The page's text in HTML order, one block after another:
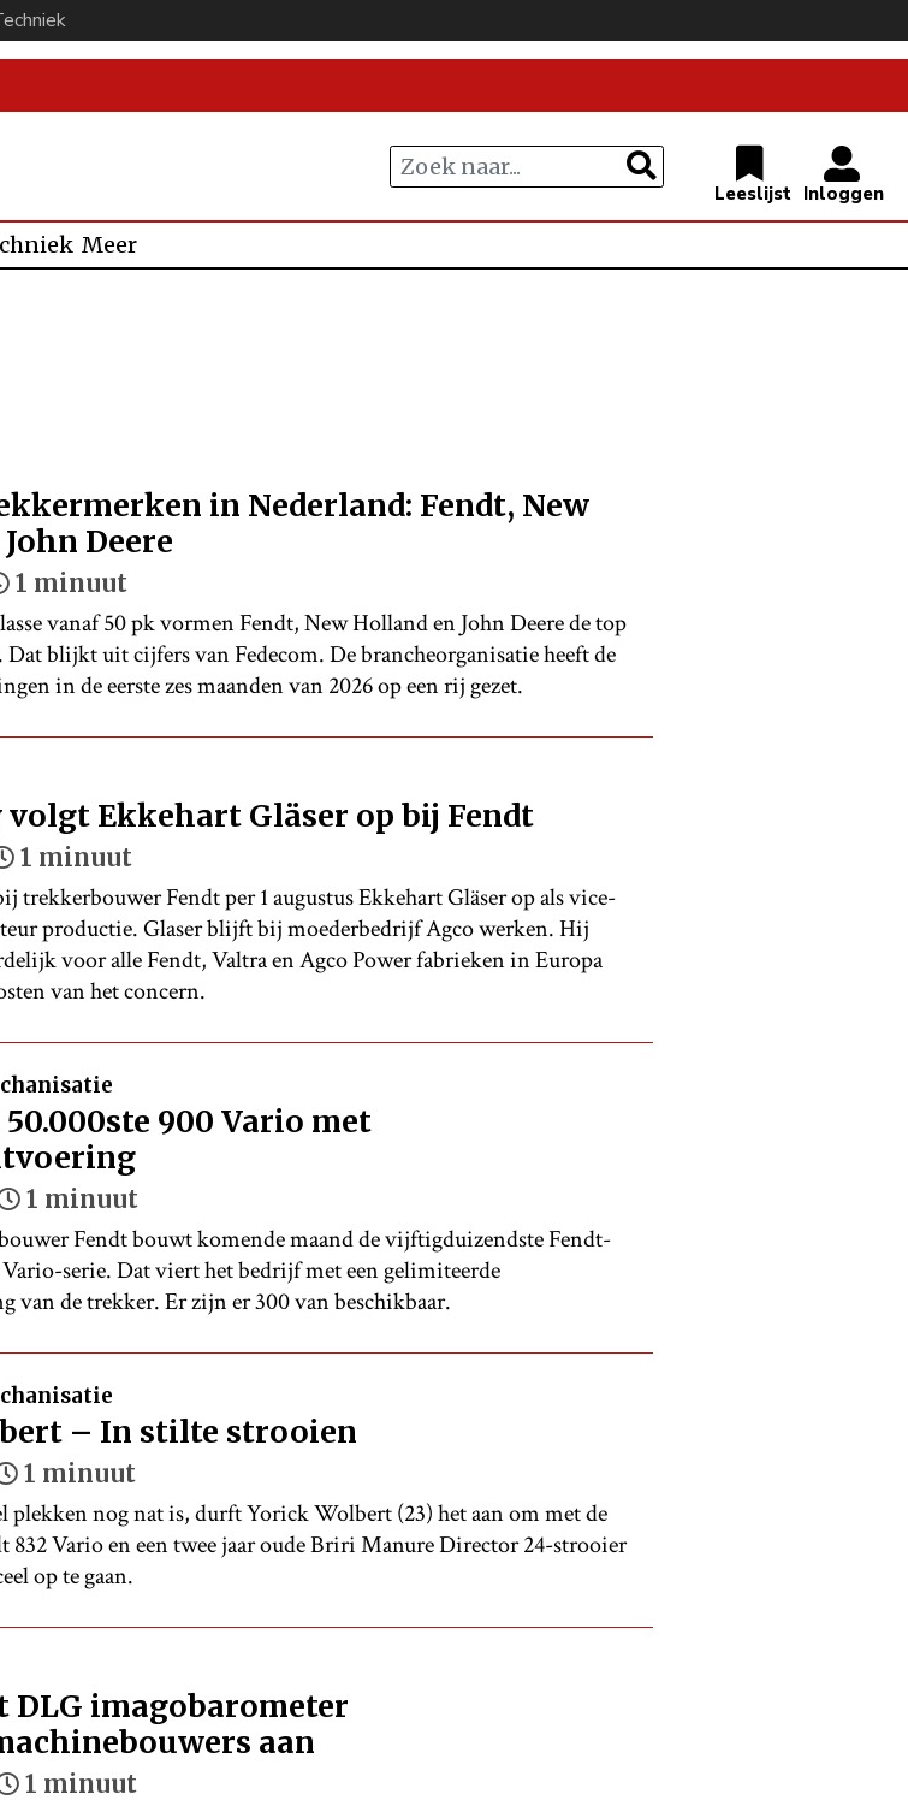
Meer
in Nederland: Fendt, New
Deere
1 minuut
vanaf 50 pk vormen Fendt, New Holland en John Deere de top
blijkt uit cijfers van Fedecom. De brancheorganisatie heeft de
in de eerste zes maanden van 2026 op een rij gezet.
volgt Ekkehart Gläser op bij Fendt
1 minuut
trekkerbouwer Fendt per 1 augustus Ekkehart Gläser op als vice-
productie. Glaser blijft bij moederbedrijf Agco werken. Hij
voor alle Fendt, Valtra en Agco Power fabrieken in Europa
van het concern.
900 Vario met
1 minuut
Fendt bouwt komende maand de vijftigduizendste Fendt-
serie. Dat viert het bedrijf met een gelimiteerde
van de trekker. Er zijn er 300 van beschikbaar.
– In stilte strooien
1 minuut
plekken nog nat is, durft Yorick Wolbert (23) het aan om met de
832 Vario en een twee jaar oude Briri Manure Director 24-strooier
op te gaan.
DLG imagobarometer
aan
1 minuut